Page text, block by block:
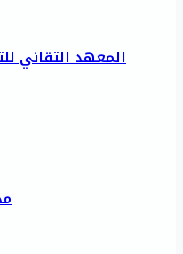
المعهد التقاني